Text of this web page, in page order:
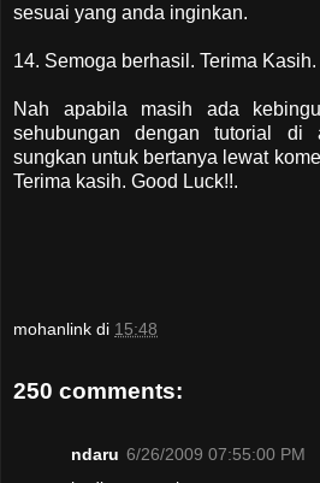
sesuai yang anda inginkan.
14. Semoga berhasil. Terima Kasih.
Nah apabila masih ada
sehubungan dengan tutorial di
sungkan untuk bertanya lewat
Terima kasih. Good Luck!!.
mohanlink di 15:48
250 comments:
ndaru 6/26/2009 07:55:00 PM